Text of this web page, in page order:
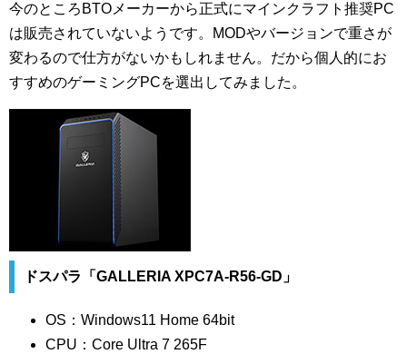
今のところBTOメーカーから正式にマインクラフト推奨PC
は販売されていないようです。MODやバージョンで重さが
変わるので仕方がないかもしれません。だから個人的にお
すすめのゲーミングPCを選出してみました。
ドスパラ「GALLERIA XPC7A-R56-GD」
OS：Windows11 Home 64bit
CPU：Core Ultra 7 265F